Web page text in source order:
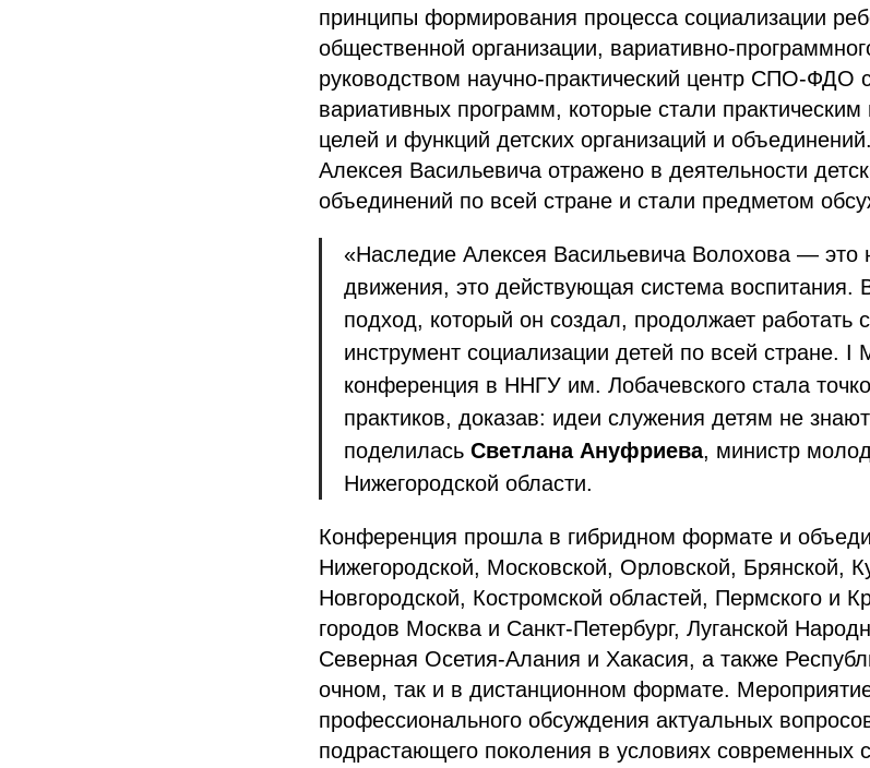
принципы формирования процесса социализации
общественной организации, вариативно-
руководством научно-практический центр СПО-ФДО
вариативных программ, которые стали
целей и функций детских организаций и
Алексея Васильевича отражено в деятельности
объединений по всей стране и стали предметом
«Наследие Алексея Васильевича Волохова — это
движения, это действующая система воспитания.
подход, который он создал, продолжает работать
инструмент социализации детей по всей стране. I
конференция в ННГУ им. Лобачевского стала
практиков, доказав: идеи служения детям не
поделилась Светлана Ануфриева, министр
Нижегородской области.
Конференция прошла в гибридном формате и
Нижегородской, Московской, Орловской, Брянской,
Новгородской, Костромской областей, Пермского и
городов Москва и Санкт-Петербург, Луганской
Северная Осетия-Алания и Хакасия, а также
очном, так и в дистанционном формате.
профессионального обсуждения актуальных
подрастающего поколения в условиях современных